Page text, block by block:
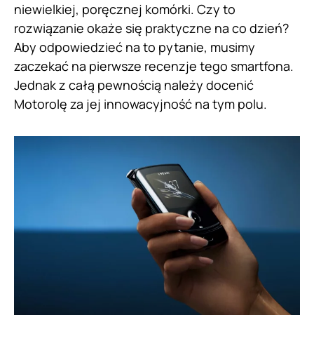
niewielkiej, poręcznej komórki. Czy to
rozwiązanie okaże się praktyczne na co dzień?
Aby odpowiedzieć na to pytanie, musimy
zaczekać na pierwsze recenzje tego smartfona.
Jednak z całą pewnością należy docenić
Motorolę za jej innowacyjność na tym polu.